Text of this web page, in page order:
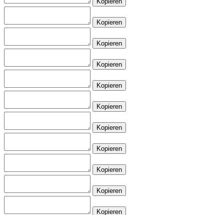
Kopieren
Kopieren
Kopieren
Kopieren
Kopieren
Kopieren
Kopieren
Kopieren
Kopieren
Kopieren